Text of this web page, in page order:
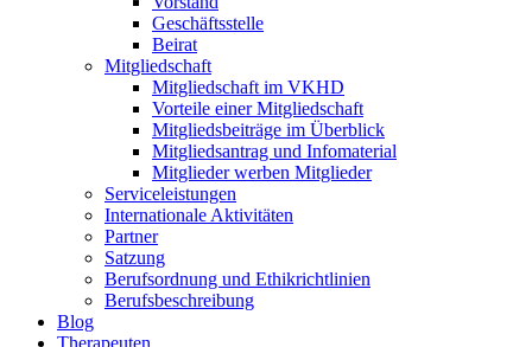
Geschäftsstelle
Beirat
Mitgliedschaft
Mitgliedschaft im VKHD
Vorteile einer Mitgliedschaft
Mitgliedsbeiträge im Überblick
Mitgliedsantrag und Infomaterial
Mitglieder werben Mitglieder
Serviceleistungen
Internationale Aktivitäten
Partner
Satzung
Berufsordnung und Ethikrichtlinien
Berufsbeschreibung
Blog
Therapeuten